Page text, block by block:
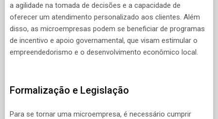
a agilidade na tomada de decisões e a capacidade de
oferecer um atendimento personalizado aos clientes. Além
disso, as microempresas podem se beneficiar de programas
de incentivo e apoio governamental, que visam estimular o
empreendedorismo e o desenvolvimento econômico local.
Formalização e Legislação
Para se tornar uma microempresa, é necessário cumprir